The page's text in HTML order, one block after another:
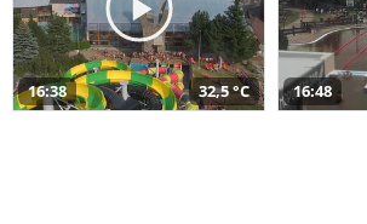
16:38 32,5 °C 16:48